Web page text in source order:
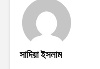
সাদিয়া ইসলাম